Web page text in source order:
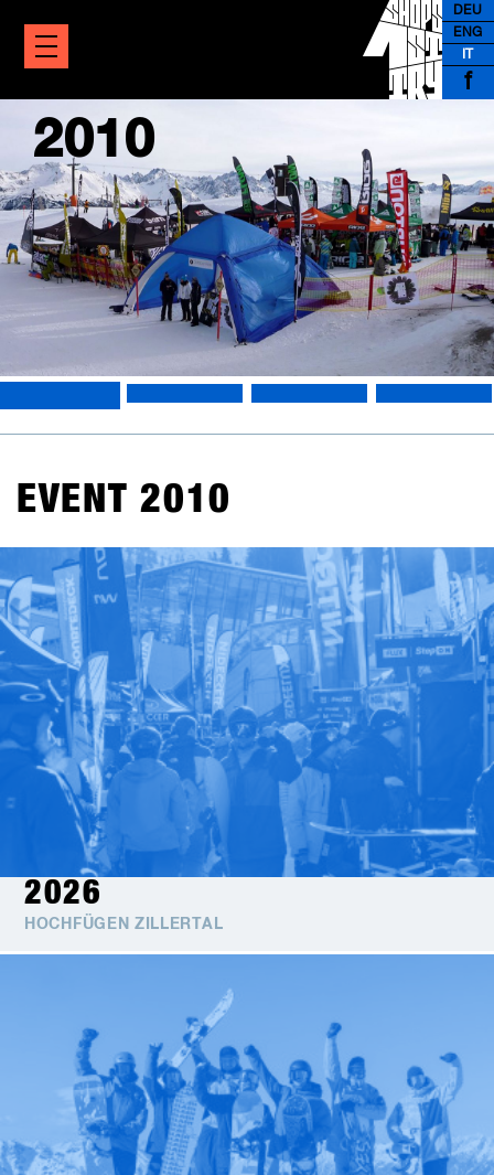
DEU
ENG
f
2010
EVENT 2010
2026
HOCHFÜGEN ZILLERTAL